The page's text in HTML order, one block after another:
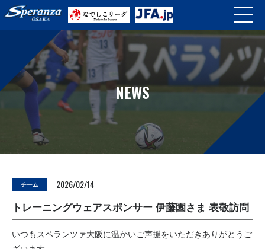
NEWS
チーム 2026/02/14
トレーニングウェアスポンサー 伊藤園さま 表敬訪問
いつもスペランツァ大阪に温かいご声援をいただきありがとうご